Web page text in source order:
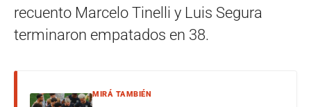
recuento Marcelo Tinelli y Luis Segura
terminaron empatados en 38.
MIRÁ TAMBIÉN